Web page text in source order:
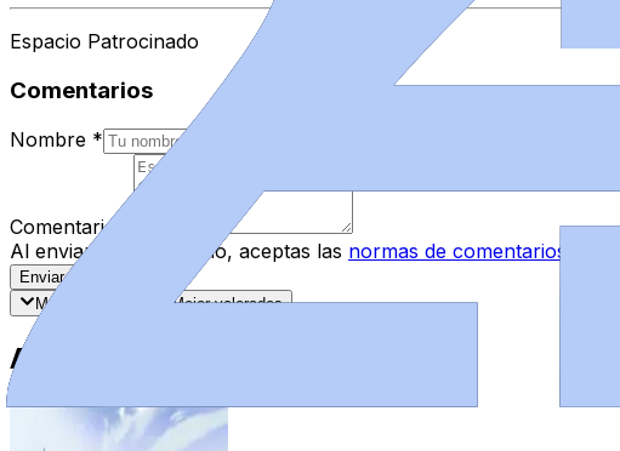
Espacio Patrocinado
Comentarios
Nombre *
Comentario
Al enviar tu comentario, aceptas las normas de comentarios
Enviar Comentario
Más recientes
Mejor valorados
Artículos Destacados